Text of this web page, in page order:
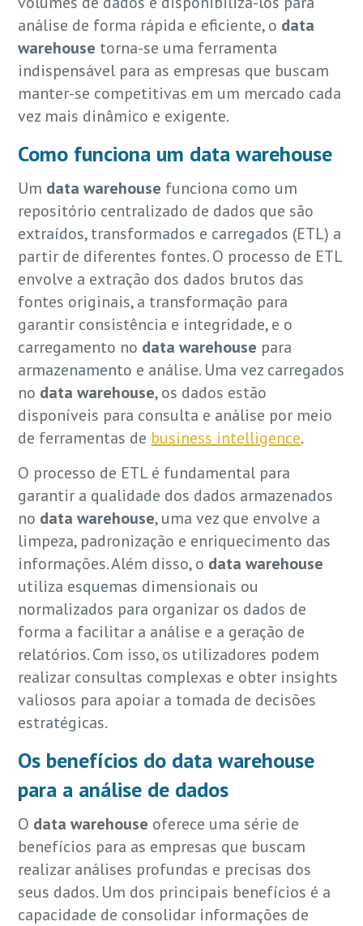
análise de forma rápida e eficiente, o data
warehouse torna-se uma ferramenta
indispensável para as empresas que buscam
manter-se competitivas em um mercado cada
vez mais dinâmico e exigente.
Como funciona um data warehouse
Um data warehouse funciona como um
repositório centralizado de dados que são
extraídos, transformados e carregados (ETL) a
partir de diferentes fontes. O processo de ETL
envolve a extração dos dados brutos das
fontes originais, a transformação para
garantir consistência e integridade, e o
carregamento no data warehouse para
armazenamento e análise. Uma vez carregados
no data warehouse, os dados estão
disponíveis para consulta e análise por meio
de ferramentas de business intelligence.
O processo de ETL é fundamental para
garantir a qualidade dos dados armazenados
no data warehouse, uma vez que envolve a
limpeza, padronização e enriquecimento das
informações. Além disso, o data warehouse
utiliza esquemas dimensionais ou
normalizados para organizar os dados de
forma a facilitar a análise e a geração de
relatórios. Com isso, os utilizadores podem
realizar consultas complexas e obter insights
valiosos para apoiar a tomada de decisões
estratégicas.
Os benefícios do data warehouse
para a análise de dados
O data warehouse oferece uma série de
benefícios para as empresas que buscam
realizar análises profundas e precisas dos
seus dados. Um dos principais benefícios é a
capacidade de consolidar informações de